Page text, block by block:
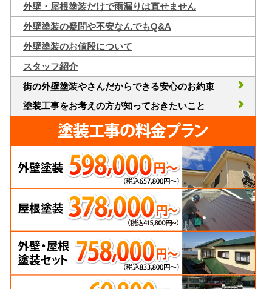
外壁・屋根塗装だけで雨漏りは直せません
外壁塗装の疑問や不安なんでもQ&A
外壁塗装のお値段について
スタッフ紹介
街の外壁塗装やさんだからできる安心のお約束
塗装工事をお考えの方が知っておきたいこと